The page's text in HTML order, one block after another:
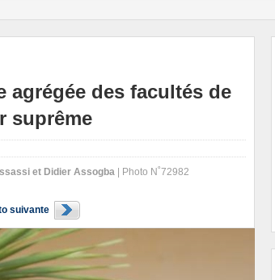
agrégée des facultés de
suprême
et Didier Assogba | Photo N˚72982
suivante